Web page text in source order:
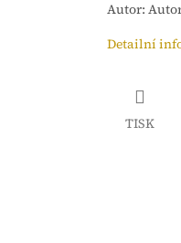
Autor:
Detailní
TISK